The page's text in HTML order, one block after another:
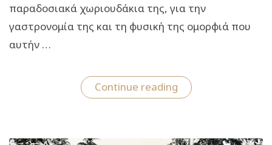
παραδοσιακά χωριουδάκια της, για την
γαστρονομία της και τη φυσική της ομορφιά που
αυτήν …
Continue reading“Δίκορφο
Ιωαννίνων:
ξεναγεί